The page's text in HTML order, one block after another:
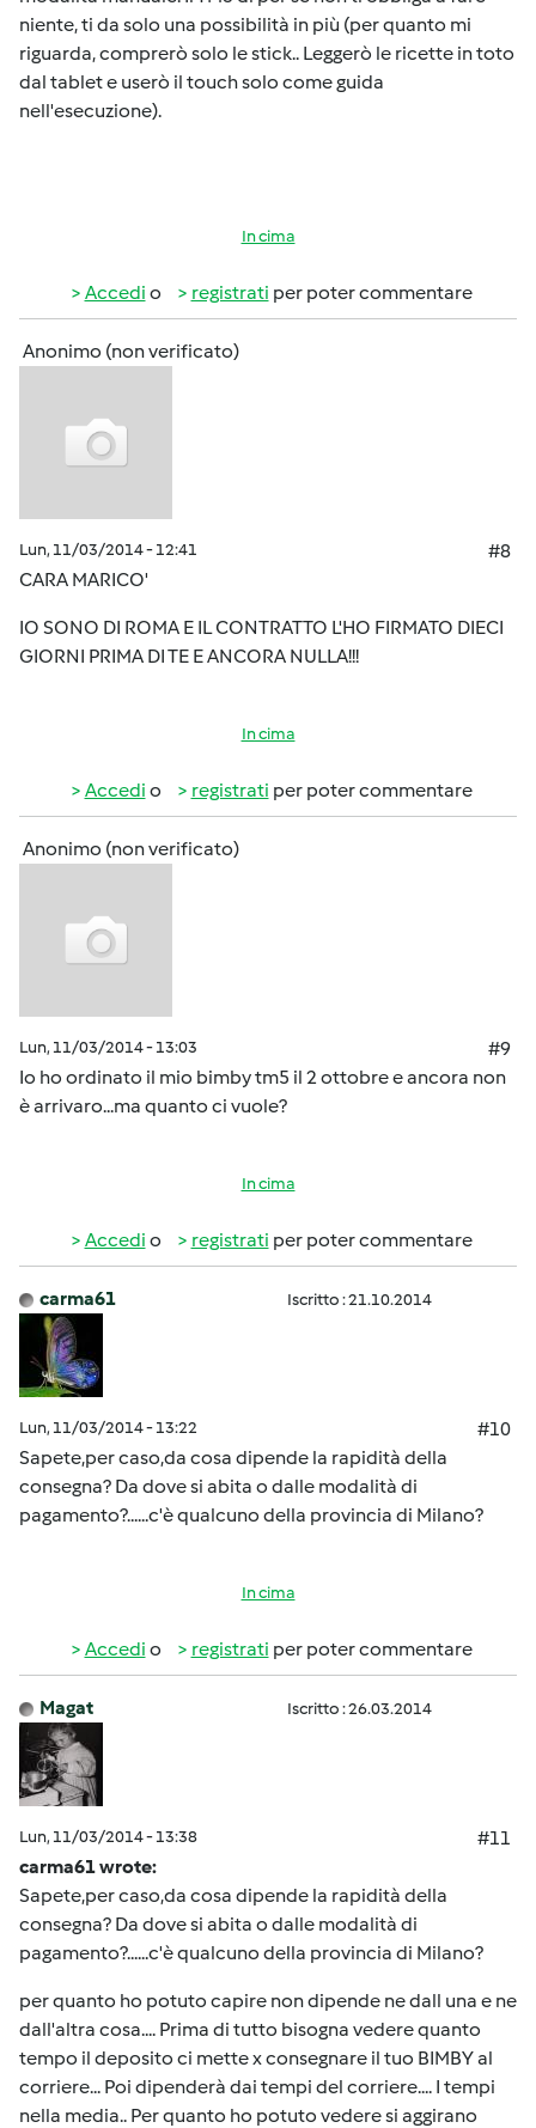
niente, ti da solo una possibilità in più (per quanto mi
riguarda, comprerò solo le stick.. Leggerò le ricette in toto
dal tablet e userò il touch solo come guida
nell'esecuzione).
In cima
Accedi o registrati per poter commentare
Anonimo (non verificato)
Lun, 11/03/2014 - 12:41
#8
CARA MARICO'
IO SONO DI ROMA E IL CONTRATTO L'HO FIRMATO DIECI
GIORNI PRIMA DI TE E ANCORA NULLA!!!
In cima
Accedi o registrati per poter commentare
Anonimo (non verificato)
Lun, 11/03/2014 - 13:03
#9
Io ho ordinato il mio bimby tm5 il 2 ottobre e ancora non
è arrivaro...ma quanto ci vuole?
In cima
Accedi o registrati per poter commentare
carma61 Iscritto : 21.10.2014
Lun, 11/03/2014 - 13:22
#10
Sapete,per caso,da cosa dipende la rapidità della
consegna? Da dove si abita o dalle modalità di
pagamento?......c'è qualcuno della provincia di Milano?
In cima
Accedi o registrati per poter commentare
Magat Iscritto : 26.03.2014
Lun, 11/03/2014 - 13:38
#11
carma61 wrote:
Sapete,per caso,da cosa dipende la rapidità della
consegna? Da dove si abita o dalle modalità di
pagamento?......c'è qualcuno della provincia di Milano?
per quanto ho potuto capire non dipende ne dall una e ne
dall'altra cosa.... Prima di tutto bisogna vedere quanto
tempo il deposito ci mette x consegnare il tuo BIMBY al
corriere... Poi dipenderà dai tempi del corriere.... I tempi
nella media.. Per quanto ho potuto vedere si aggirano